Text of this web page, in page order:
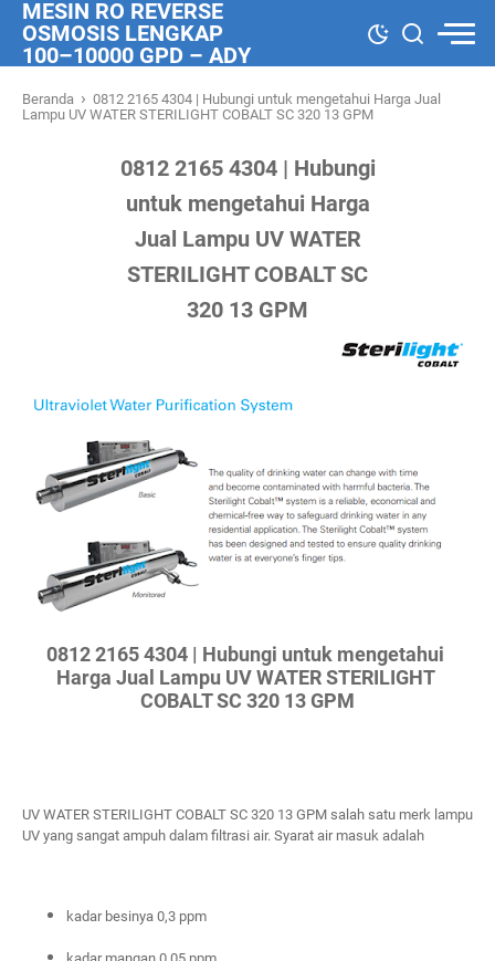
MESIN RO REVERSE
OSMOSIS LENGKAP
100–10000 GPD – ADY
Beranda › 0812 2165 4304 | Hubungi untuk mengetahui Harga Jual
Lampu UV WATER STERILIGHT COBALT SC 320 13 GPM
0812 2165 4304 | Hubungi
untuk mengetahui Harga
Jual Lampu UV WATER
STERILIGHT COBALT SC
320 13 GPM
0812 2165 4304 | Hubungi untuk mengetahui
Harga Jual Lampu UV WATER STERILIGHT
COBALT SC 320 13 GPM
UV WATER STERILIGHT COBALT SC 320 13 GPM salah satu merk lampu
UV yang sangat ampuh dalam filtrasi air. Syarat air masuk adalah
kadar besinya 0,3 ppm